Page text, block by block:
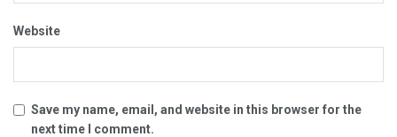
Website
Save my name, email, and website in this browser for the
next time I comment.